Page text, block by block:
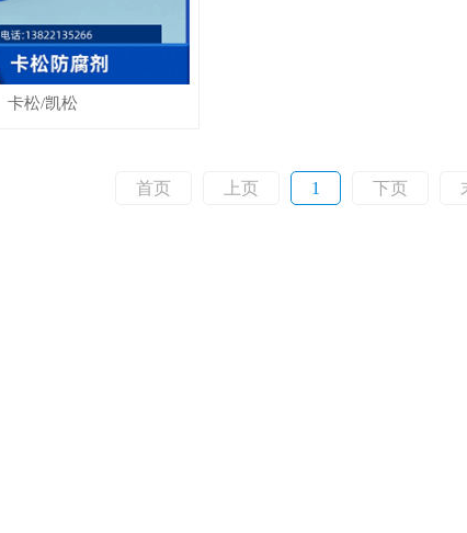
卡松/凯松
首页 上页 1 下页